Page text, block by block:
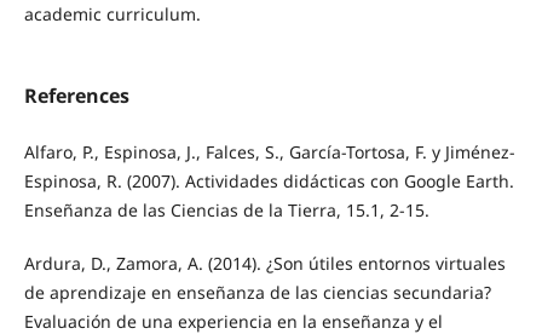
academic curriculum.
References
Alfaro, P., Espinosa, J., Falces, S., García-Tortosa, F. y Jiménez-
Espinosa, R. (2007). Actividades didácticas con Google Earth.
Enseñanza de las Ciencias de la Tierra, 15.1, 2-15.
Ardura, D., Zamora, A. (2014). ¿Son útiles entornos virtuales
de aprendizaje en enseñanza de las ciencias secundaria?
Evaluación de una experiencia en la enseñanza y el